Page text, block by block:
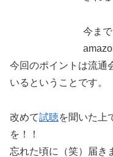
今ま
今回のポイントは流通
いるということです。
改めて試聴を聞いた上
を！！
忘れた頃に（笑）届き